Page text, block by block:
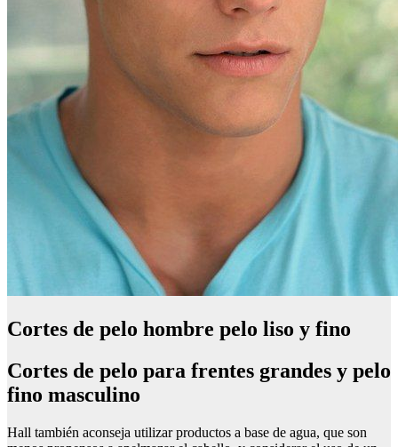
Cortes de pelo hombre pelo liso y fino
Cortes de pelo para frentes grandes y pelo
fino masculino
Hall también aconseja utilizar productos a base de agua, que son